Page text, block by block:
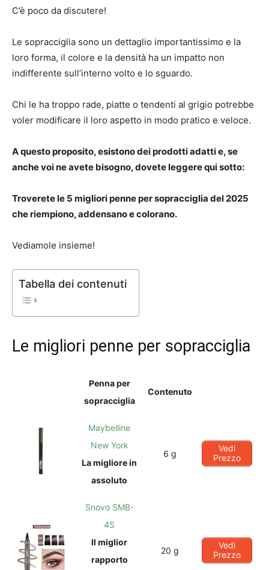
C’è poco da discutere!
Le sopracciglia sono un dettaglio importantissimo e la
loro forma, il colore e la densità ha un impatto non
indifferente sull’interno volto e lo sguardo.
Chi le ha troppo rade, piatte o tendenti al grigio potrebbe
voler modificare il loro aspetto in modo pratico e veloce.
A questo proposito, esistono dei prodotti adatti e, se
anche voi ne avete bisogno, dovete leggere qui sotto:
Troverete le 5 migliori penne per sopracciglia del 2025
che riempiono, addensano e colorano.
Vediamole insieme!
Tabella dei contenuti
Le migliori penne per sopracciglia
Penna per
sopracciglia
Contenuto
Maybelline
New York
La migliore in
assoluto
6 g
Vedi
Prezzo
Snovo SMB-
4S
Il miglior
rapporto
20 g
Vedi
Prezzo